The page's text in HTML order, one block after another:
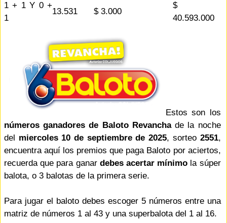
1 + 1 Y 0 +
1
13.531 $ 3.000
$
40.593.000
Estos son los
números ganadores de Baloto Revanchade la noche
del miercoles 10 de septiembre de 2025, sorteo 2551,
encuentra aquí los premios que paga Baloto por aciertos,
recuerda que para ganar debes acertar mínimo la súper
balota, o 3 balotas de la primera serie.
Para jugar el baloto debes escoger 5 números entre una
matriz de números 1 al 43 y una superbalota del 1 al 16.